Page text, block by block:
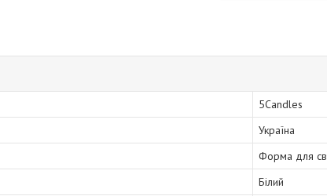
5Candles
Україна
Форма для
Білий